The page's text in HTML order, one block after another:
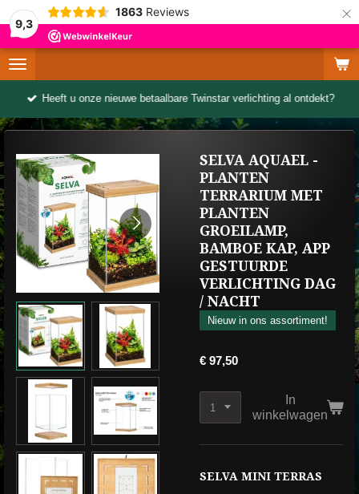
9,3
1863 Reviews ×
Heeft u onze nieuwe betaalbare Twinstar verlichting al ontdekt?
SELVA AQUAEL -
PLANTEN
TERRARIUM MET
PLANTEN
GROEILAMP,
BAMBOE KAP, APP
GESTUURDE
VERLICHTING DAG
/ NACHT
Nieuw in ons assortiment!
€ 97,50
In
winkelwagen
SELVA MINI TERRAS